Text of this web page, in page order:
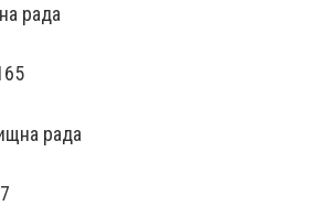
рада
рада